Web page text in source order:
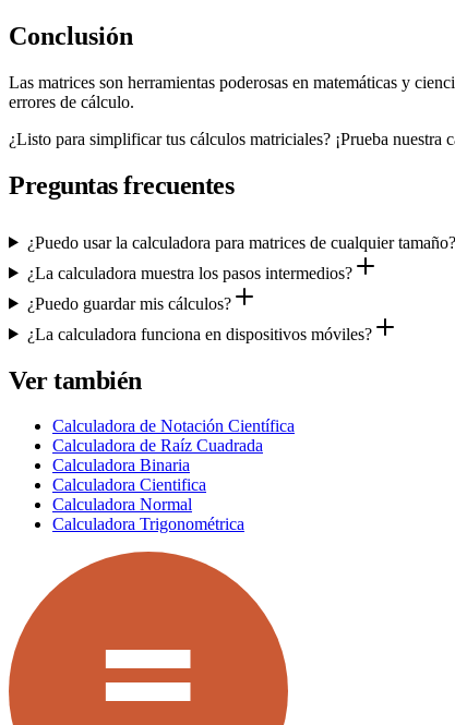
Conclusión
Las matrices son herramientas poderosas en matemáticas y
errores de cálculo.
¿Listo para simplificar tus cálculos matriciales? ¡Prueba
Preguntas frecuentes
¿Puedo usar la calculadora para matrices de cualquier tamaño?
¿La calculadora muestra los pasos intermedios?
¿Puedo guardar mis cálculos?
¿La calculadora funciona en dispositivos móviles?
Ver también
Calculadora de Notación Científica
Calculadora de Raíz Cuadrada
Calculadora Binaria
Calculadora Cientifica
Calculadora Normal
Calculadora Trigonométrica